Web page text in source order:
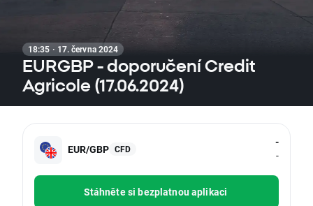
18:35 · 17. června 2024
EURGBP - doporučení Credit
Agricole (17.06.2024)
EUR/GBP CFD
-
-
Stáhněte si bezplatnou aplikaci